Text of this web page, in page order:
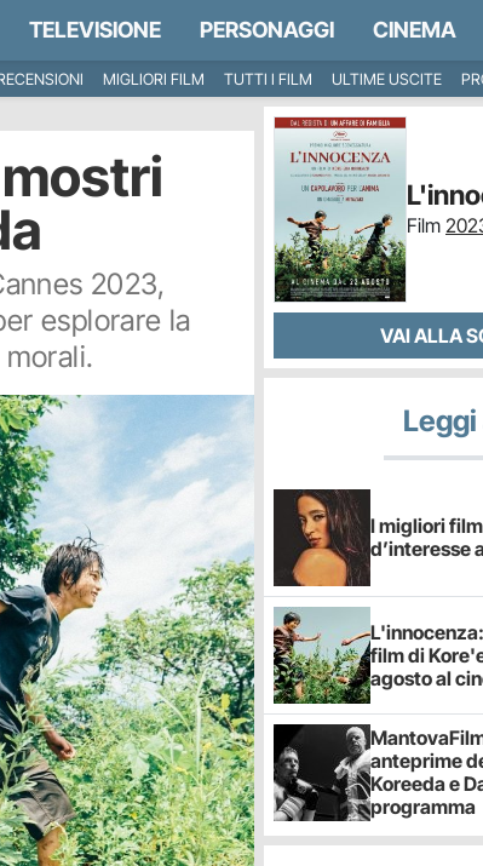
TELEVISIONE PERSONAGGI CINEMA
MIGLIORI FILM TUTTI I FILM ULTIME USCITE
2023,
esplorare la
Film
VAI ALLA
I migliori
d’interesse
film di
agosto al
anteprime
Koreeda e
programma